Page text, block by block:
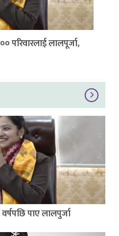
परिवारलाई लालपूर्जा,
पाए लालपुर्जा